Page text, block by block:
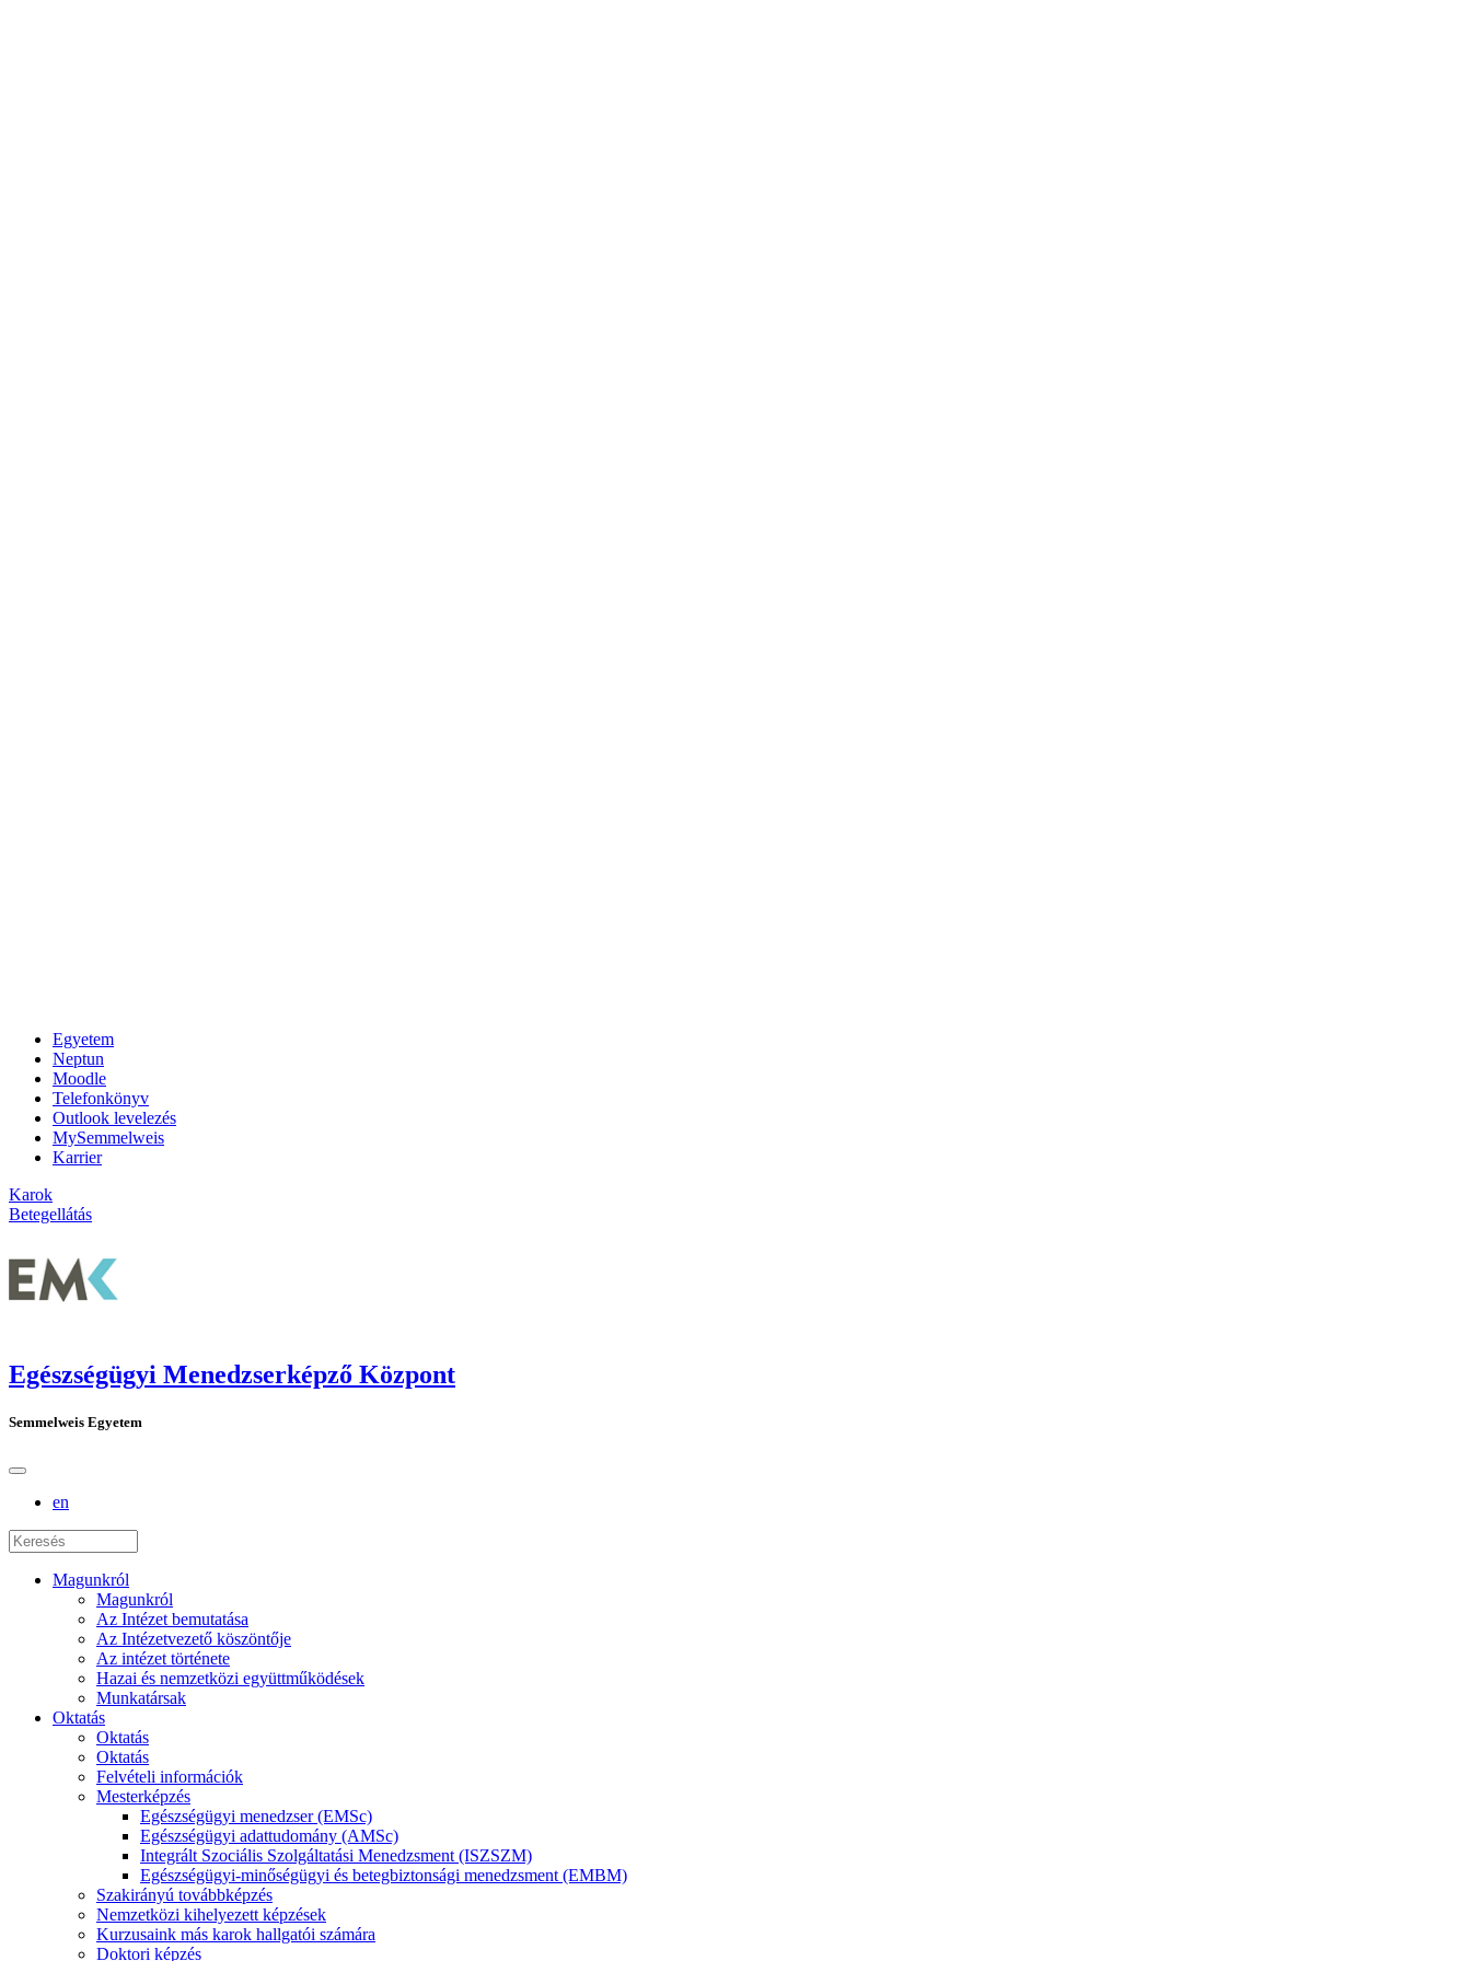
Egyetem
Neptun
Moodle
Telefonkönyv
Outlook levelezés
MySemmelweis
Karrier
Karok
Betegellátás
Egészségügyi Menedzserképző Központ
Semmelweis Egyetem
en
Magunkról
Magunkról
Az Intézet bemutatása
Az Intézetvezető köszöntője
Az intézet története
Hazai és nemzetközi együttműködések
Munkatársak
Oktatás
Oktatás
Oktatás
Felvételi információk
Mesterképzés
Egészségügyi menedzser (EMSc)
Egészségügyi adattudomány (AMSc)
Integrált Szociális Szolgáltatási Menedzsment (ISZSZM)
Egészségügyi-minőségügyi és betegbiztonsági menedzsment (EMBM)
Szakirányú továbbképzés
Nemzetközi kihelyezett képzések
Kurzusaink más karok hallgatói számára
Doktori képzés